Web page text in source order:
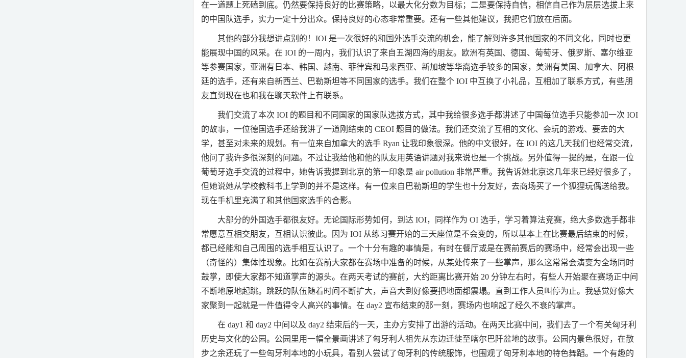
在一道题上死磕到底。仍然要保持良好的比赛策略，以最大化分数为目标；二是要保持自信，相信自己作为层层选拔上来
的中国队选手，实力一定十分出众。保持良好的心态非常重要。还有一些其他建议，我把它们放在后面。
其他的部分我想讲点别的！IOI 是一次很好的和国外选手交流的机会，能了解到许多其他国家的不同文化，同时也更
能展现中国的风采。在 IOI 的一周内，我们认识了来自五湖四海的朋友。欧洲有英国、德国、葡萄牙、俄罗斯、塞尔维亚
等参赛国家，亚洲有日本、韩国、越南、菲律宾和马来西亚、新加坡等华裔选手较多的国家，美洲有美国、加拿大、阿根
廷的选手，还有来自新西兰、巴勒斯坦等不同国家的选手。我们在整个 IOI 中互换了小礼品，互相加了联系方式，有些朋
友直到现在也和我在聊天软件上有联系。
我们交流了本次 IOI 的题目和不同国家的国家队选拔方式，其中我给很多选手都讲述了中国每位选手只能参加一次 IOI
的故事，一位德国选手还给我讲了一道刚结束的 CEOI题目的做法。我们还交流了互相的文化、会玩的游戏、要去的大
学，甚至对未来的规划。有一位来自加拿大的选手 Ryan让我印象很深。他的中文很好，在 IOI 的这几天我们也经常交流，
他问了我许多很深刻的问题。不过让我给他和他的队友用英语讲题对我来说也是一个挑战。另外值得一提的是，在跟一位
葡萄牙选手交流的过程中，她告诉我提到北京的第一印象是 air pollution 非常严重。我告诉她北京这几年来已经好很多了，
但她说她从学校教科书上学到的并不是这样。有一位来自巴勒斯坦的学生也十分友好，去商场买了一个狐狸玩偶送给我。
现在手机里充满了和其他国家选手的合影。
大部分的外国选手都很友好。无论国际形势如何，到达 IOI，同样作为 OI 选手，学习着算法竞赛，绝大多数选手都非
常愿意互相交朋友，互相认识彼此。因为 IOI 从练习赛开始的三天座位是不会变的，所以基本上在比赛最后结束的时候，
都已经能和自己周围的选手相互认识了。一个十分有趣的事情是，有时在餐厅或是在赛前赛后的赛场中，经常会出现一些
（奇怪的）集体性现象。比如在赛前大家都在赛场中准备的时候，从某处传来了一些掌声，那么这常常会演变为全场同时
鼓掌，即使大家都不知道掌声的源头。在两天考试的赛前，大约距离比赛开始 20 分钟左右时，有些人开始聚在赛场正中间
不断地原地起跳。跳跃的队伍随着时间不断扩大，声音大到好像要把地面都震塌。直到工作人员叫停为止。我感觉好像大
家聚到一起就是一件值得令人高兴的事情。在 day2 宣布结束的那一刻，赛场内也响起了经久不衰的掌声。
在 day1和 day2 中间以及 day2结束后的一天，主办方安排了出游的活动。在两天比赛中间，我们去了一个有关匈牙利
历史与文化的公园。公园里用一幅全景画讲述了匈牙利人祖先从东边迁徙至喀尔巴阡盆地的故事。公园内景色很好，在散
步之余还玩了一些匈牙利本地的小玩具，看别人尝试了匈牙利的传统服饰，也围观了匈牙利本地的特色舞蹈。一个有趣的